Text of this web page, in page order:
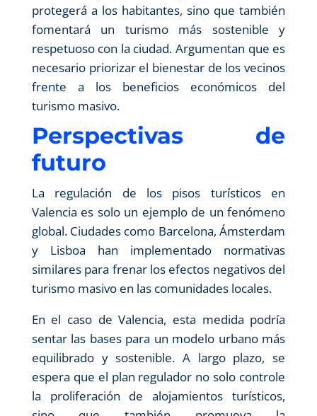
protegerá a los habitantes, sino que también
fomentará un turismo más sostenible y
respetuoso con la ciudad. Argumentan que es
necesario priorizar el bienestar de los vecinos
frente a los beneficios económicos del
turismo masivo.
Perspectivas de
futuro
La regulación de los pisos turísticos en
Valencia es solo un ejemplo de un fenómeno
global. Ciudades como Barcelona, Ámsterdam
y Lisboa han implementado normativas
similares para frenar los efectos negativos del
turismo masivo en las comunidades locales.
En el caso de Valencia, esta medida podría
sentar las bases para un modelo urbano más
equilibrado y sostenible. A largo plazo, se
espera que el plan regulador no solo controle
la proliferación de alojamientos turísticos,